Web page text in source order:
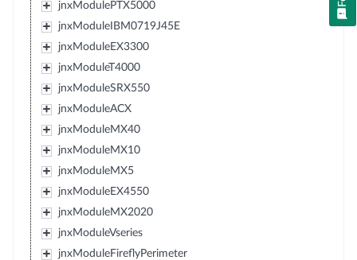
jnxModulePTX5000
jnxModuleIBM0719J45E
jnxModuleEX3300
jnxModuleT4000
jnxModuleSRX550
jnxModuleACX
jnxModuleMX40
jnxModuleMX10
jnxModuleMX5
jnxModuleEX4550
jnxModuleMX2020
jnxModuleVseries
jnxModuleFireflyPerimeter